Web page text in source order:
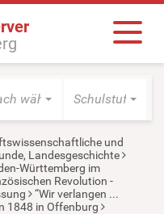
wählen Schulstufe
und
Landesgeschichte
Württemberg im
Revolution -
“Wir verlangen ...
1848 in Offenburg